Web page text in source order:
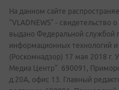
На данном сайте
"VLADNEWS" -
выдано Федеральной службой
информационных технологий
(Роскомнадзор) 17 мая 2018 г.
Медиа Центр". 690091,
д.20А, офис 13. Главный